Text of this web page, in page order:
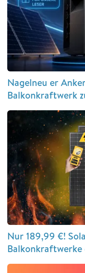
Nagelneu er
Balkonkraftwerk
Nur 189,99 €!